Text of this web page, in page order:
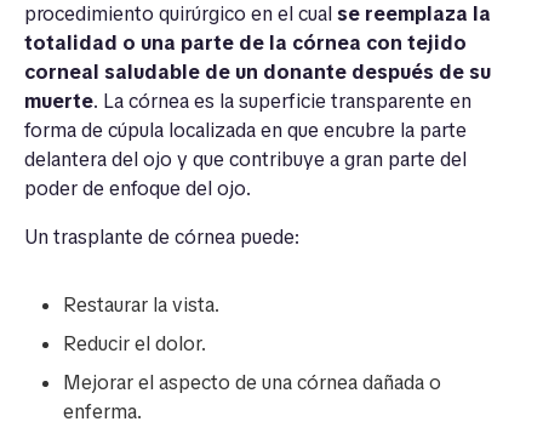
procedimiento quirúrgico en el cualse reemplaza ​​la
totalidad o una parte de la córnea con tejido
corneal saludable de un donante después de su
muerte. La córnea es la superficie transparente en
forma de cúpula localizada en que encubre la parte
delantera del ojo y que contribuye a gran parte del
poder de enfoque del ojo.
Un trasplante de córnea puede:
Restaurar la vista.
Reducir el dolor.
Mejorar el aspecto de una córnea dañada o
enferma.